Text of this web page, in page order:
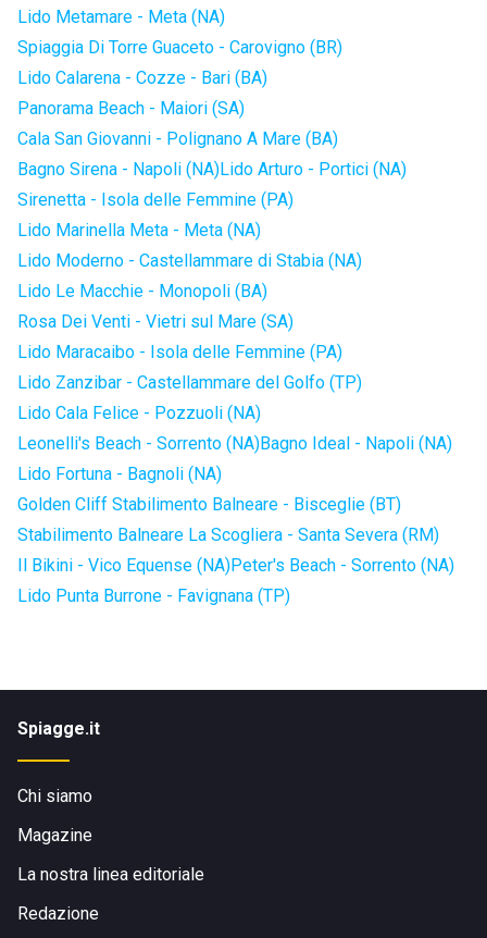
Lido Metamare - Meta (NA)
Spiaggia Di Torre Guaceto - Carovigno (BR)
Lido Calarena - Cozze - Bari (BA)
Panorama Beach - Maiori (SA)
Cala San Giovanni - Polignano A Mare (BA)
Bagno Sirena - Napoli (NA)Lido Arturo - Portici (NA)
Sirenetta - Isola delle Femmine (PA)
Lido Marinella Meta - Meta (NA)
Lido Moderno - Castellammare di Stabia (NA)
Lido Le Macchie - Monopoli (BA)
Rosa Dei Venti - Vietri sul Mare (SA)
Lido Maracaibo - Isola delle Femmine (PA)
Lido Zanzibar - Castellammare del Golfo (TP)
Lido Cala Felice - Pozzuoli (NA)
Leonelli's Beach - Sorrento (NA)Bagno Ideal - Napoli (NA)
Lido Fortuna - Bagnoli (NA)
Golden Cliff Stabilimento Balneare - Bisceglie (BT)
Stabilimento Balneare La Scogliera - Santa Severa (RM)
Il Bikini - Vico Equense (NA)Peter's Beach - Sorrento (NA)
Lido Punta Burrone - Favignana (TP)
Spiagge.it
Chi siamo
Magazine
La nostra linea editoriale
Redazione